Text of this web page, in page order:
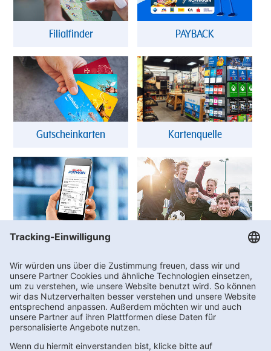
Filialfinder PAYBACK
Gutscheinkarten Kartenquelle
DigiBon
FAQs